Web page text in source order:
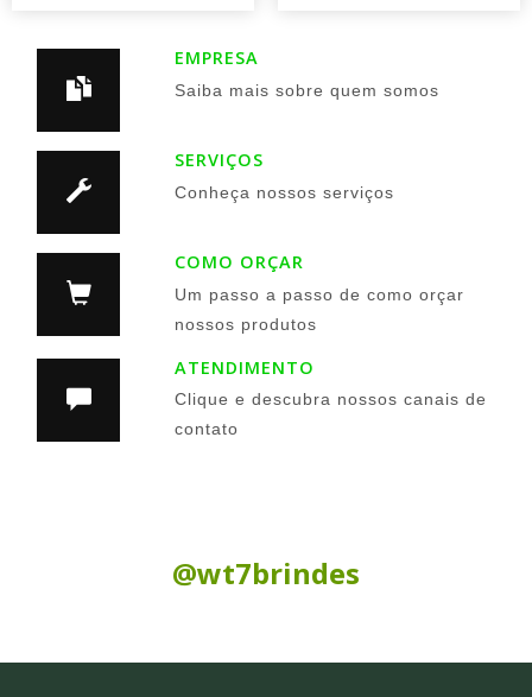
EMPRESA
Saiba mais sobre quem somos
SERVIÇOS
Conheça nossos serviços
COMO ORÇAR
Um passo a passo de como orçar
nossos produtos
ATENDIMENTO
Clique e descubra nossos canais de
contato
@wt7brindes